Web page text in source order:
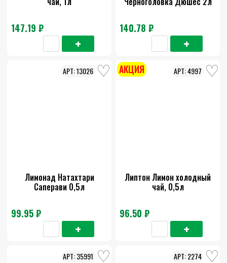
147.19 ₽ 140.78 ₽
Лимонад Натахтари
Саперави 0,5л
99.95 ₽
13026
Липтон Лимон холодный
чай, 0,5л
96.50 ₽
4997
АКЦИЯ
35991 2274